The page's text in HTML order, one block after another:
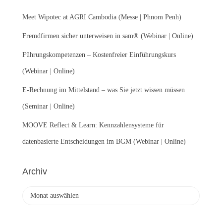
a
h
:
Meet Wipotec at AGRI Cambodia (Messe | Phnom Penh)
Fremdfirmen sicher unterweisen in sam® (Webinar | Online)
Führungskompetenzen – Kostenfreier Einführungskurs
(Webinar | Online)
E-Rechnung im Mittelstand – was Sie jetzt wissen müssen
(Seminar | Online)
MOOVE Reflect & Learn: Kennzahlensysteme für
datenbasierte Entscheidungen im BGM (Webinar | Online)
Archiv